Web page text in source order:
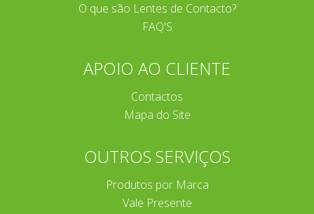
O que são Lentes de Contacto?
FAQ'S
APOIO AO CLIENTE
Contactos
Mapa do Site
OUTROS SERVIÇOS
Produtos por Marca
Vale Presente